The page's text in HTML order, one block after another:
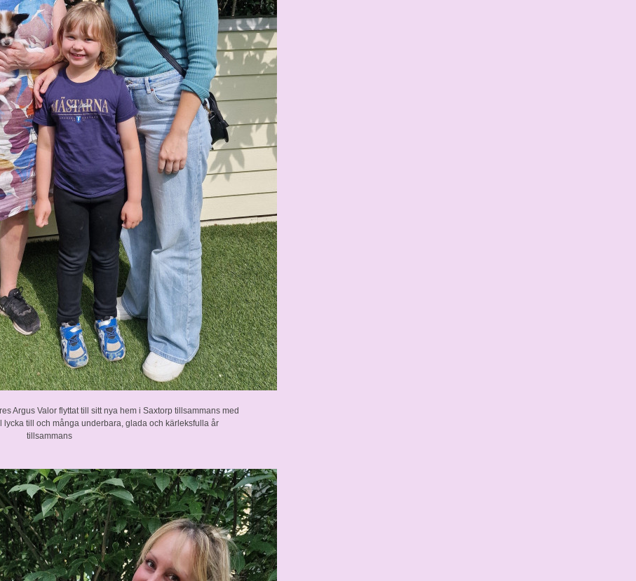
Argus Valor flyttat till sitt nya hem i Saxtorp tillsammans med
lycka till och många underbara, glada och kärleksfulla år
tillsammans